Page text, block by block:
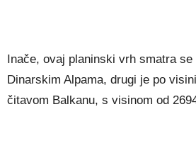
Inače, ovaj planinski vrh smatra se
Dinarskim Alpama, drugi je po
čitavom Balkanu, s visinom od